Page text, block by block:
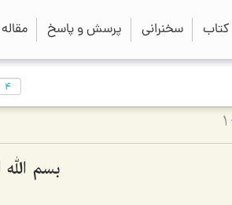
کتاب سخنرانی پرسش و پاسخ مقاله
بسم